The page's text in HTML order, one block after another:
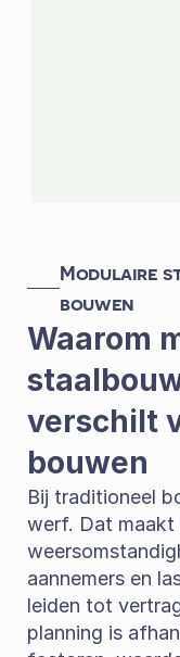
Modulaire
bouwen
Waarom
verschilt
bouwen
Bij traditioneel
werf. Dat
aannemers en
leiden tot
planning is